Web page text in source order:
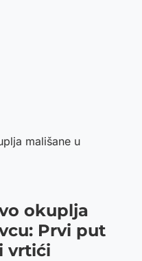
mališane u
okuplja
Prvi put
vrtići